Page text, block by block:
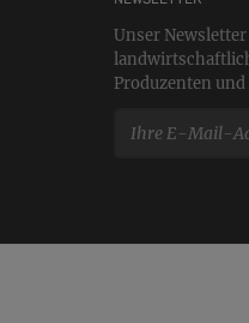
Unser
Produzenten